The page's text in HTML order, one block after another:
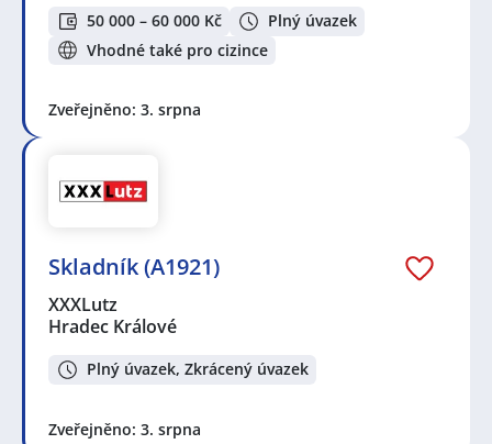
50 000 – 60 000 Kč
Plný úvazek
Vhodné také pro cizince
Zveřejněno: 3. srpna
Skladník (A1921)
XXXLutz
Hradec Králové
Plný úvazek, Zkrácený úvazek
Zveřejněno: 3. srpna